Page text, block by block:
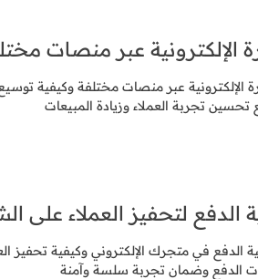
الإلكترونية عبر منصات
الإلكترونية عبر منصات مختلفة وكيفية
تجربة العملاء وزيادة المبيعات
لتحفيز العملاء على
في متجرك الإلكتروني وكيفية تحفيز
الدفع وضمان تجربة سلسة وآمنة